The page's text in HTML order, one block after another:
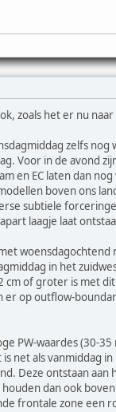
zoals het er nu
zelfs nog
Voor in de avond
en EC laten dan
boven ons
subtiele
laagje laat
in het
cm of groter is met
op outflow-
PW-waardes (30-
net als vanmiddag
Deze ontstaan
dan ook
frontale zone een